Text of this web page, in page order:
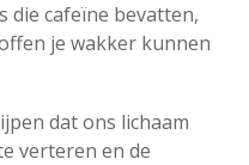
die cafeïne bevatten,
je wakker kunnen
dat ons lichaam
verteren en de